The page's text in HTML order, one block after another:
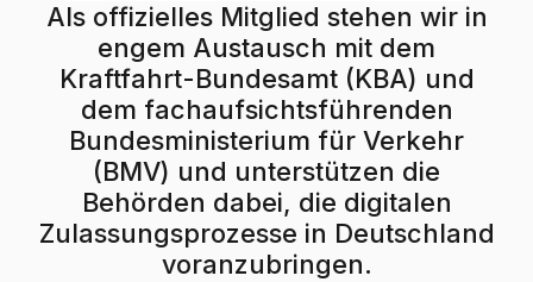
Als offizielles Mitglied stehen wir in
engem Austausch mit dem
Kraftfahrt-Bundesamt (KBA) und
dem fachaufsichtsführenden
Bundesministerium für Verkehr
(BMV) und unterstützen die
Behörden dabei, die digitalen
Zulassungsprozesse in Deutschland
voranzubringen.